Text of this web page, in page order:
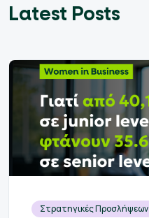
Latest Posts
Στρατηγικές Προσλήψεων